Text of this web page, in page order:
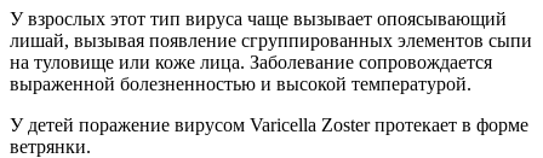
У взрослых этот тип вируса чаще вызывает опоясывающий
лишай, вызывая появление сгруппированных элементов сыпи
на туловище или коже лица. Заболевание сопровождается
выраженной болезненностью и высокой температурой.
У детей поражение вирусом Varicella Zoster протекает в форме
ветрянки.